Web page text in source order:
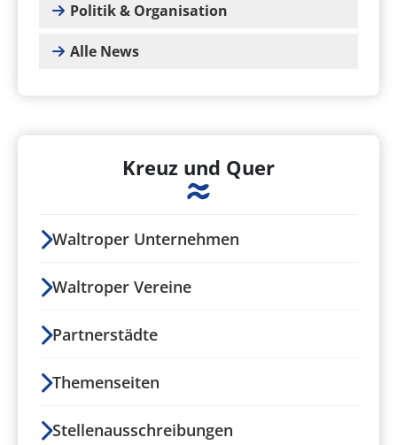
Politik & Organisation
Alle News
Kreuz und Quer
Waltroper Unternehmen
Waltroper Vereine
Partnerstädte
Themenseiten
Stellenausschreibungen